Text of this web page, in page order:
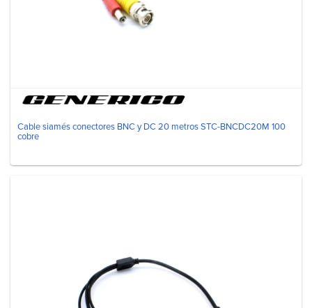
Cable siamés conectores BNC y DC 20 metros STC-BNCDC20M 100
cobre